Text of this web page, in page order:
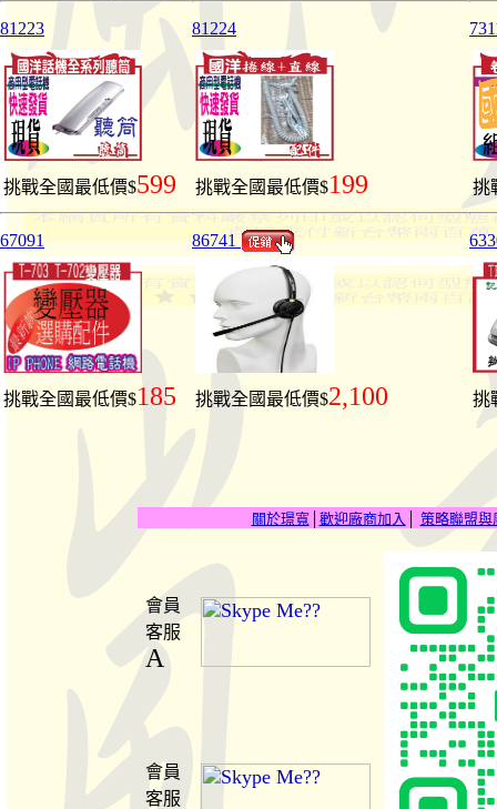
81223
挑戰全國最低價$599
81224
挑戰全國最低價$199 挑
67091
挑戰全國最低價$185
86741
挑戰全國最低價$2,100 挑
關於璟寬│ 歡迎廠商加入 策略聯盟與
會員
客服
A
會員
客服